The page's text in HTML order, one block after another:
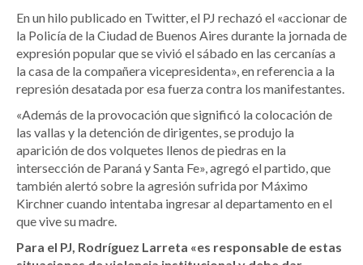
En un hilo publicado en Twitter, el PJ rechazó el «accionar de
la Policía de la Ciudad de Buenos Aires durante la jornada de
expresión popular que se vivió el sábado en las cercanías a
la casa de la compañera vicepresidenta», en referencia a la
represión desatada por esa fuerza contra los manifestantes.
«Además de la provocación que significó la colocación de
las vallas y la detención de dirigentes, se produjo la
aparición de dos volquetes llenos de piedras en la
intersección de Paraná y Santa Fe», agregó el partido, que
también alertó sobre la agresión sufrida por Máximo
Kirchner cuando intentaba ingresar al departamento en el
que vive su madre.
Para el PJ, Rodríguez Larreta «es responsable de estas